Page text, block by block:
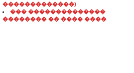
�������������)
��� ��������������
�������� �� ���� ����